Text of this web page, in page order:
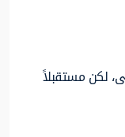
لكن مستقبلاً